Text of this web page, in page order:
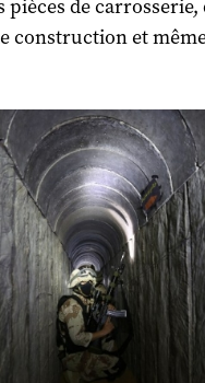
de carrosserie,
construction et